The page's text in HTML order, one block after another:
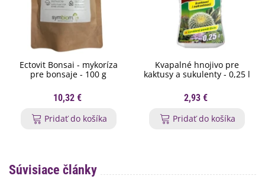
Ectovit Bonsai - mykoríza
pre bonsaje - 100 g
10,32 €
Pridať do košíka
Kvapalné hnojivo pre
kaktusy a sukulenty - 0,25 l
2,93 €
Pridať do košíka
Súvisiace články